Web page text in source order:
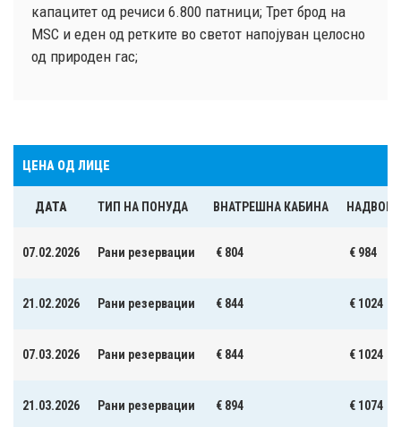
капацитет од речиси 6.800 патници; Трет брод на
MSC и еден од ретките во светот напојуван целосно
од природен гас;
ЦЕНА ОД ЛИЦЕ
ДАТА ТИП НА ПОНУДА ВНАТРЕШНА КАБИНА
07.02.2026 Рани резервации € 804 € 984
21.02.2026 Рани резервации € 844 € 1024
07.03.2026 Рани резервации € 844 € 1024
21.03.2026 Рани резервации € 894 € 1074